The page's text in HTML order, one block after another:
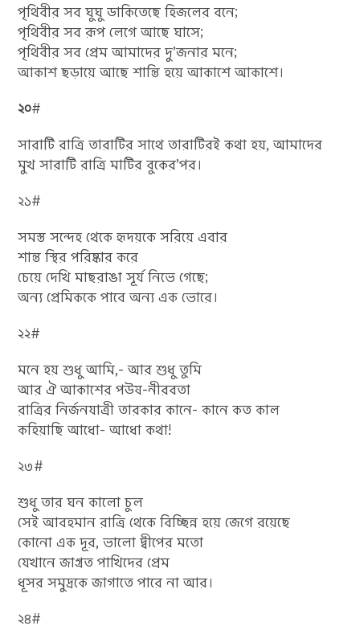
পৃথিবীর সব ঘুঘু ডাকিতেছে হিজলের বনে;
পৃথিবীর সব রূপ লেগে আছে ঘাসে;
পৃথিবীর সব প্রেম আমাদের দু’জনার মনে;
আকাশ ছড়ায়ে আছে শান্তি হয়ে আকাশে আকাশে।
২০#
সারাটি রাত্রি তারাটির সাথে তারাটিরই কথা হয়, আমাদের
মুখ সারাটি রাত্রি মাটির বুকের’পর।
২১#
সমস্ত সন্দেহ থেকে হৃদয়কে সরিয়ে এবার
শান্ত স্থির পরিষ্কার করে
চেয়ে দেখি মাছরাঙা সূর্য নিভে গেছে;
অন্য প্রেমিককে পাবে অন্য এক ভোরে।
২২#
মনে হয় শুধু আমি,- আর শুধু তুমি
আর ঐ আকাশের পউষ-নীরবতা
রাত্রির নির্জনযাত্রী তারকার কানে- কানে কত কাল
কহিয়াছি আধো- আধো কথা!
২৩#
শুধু তার ঘন কালো চুল
সেই আবহমান রাত্রি থেকে বিচ্ছিন্ন হয়ে জেগে রয়েছে
কোনো এক দূর, ভালো দ্বীপের মতো
যেখানে জাগ্রত পাখিদের প্রেম
ধূসর সমুদ্রকে জাগাতে পারে না আর।
২৪#